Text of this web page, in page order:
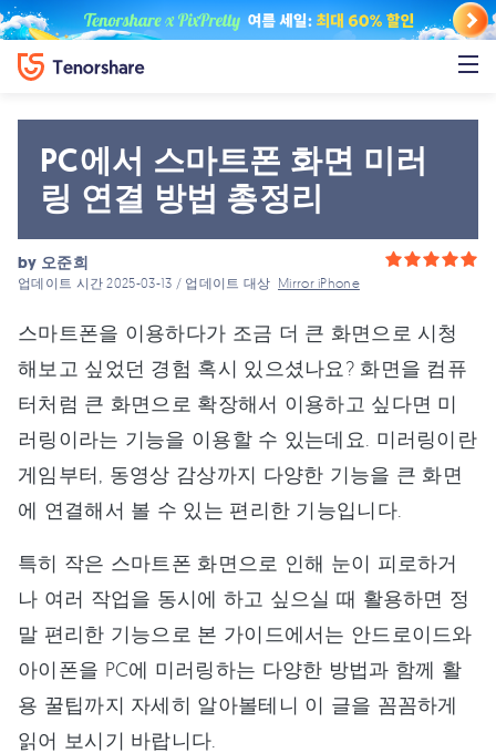
PC에서 스마트폰 화면 미러
링 연결 방법 총정리
by 오준희
업데이트 시간 2025-03-13 / 업데이트 대상 Mirror iPhone
스마트폰을 이용하다가 조금 더 큰 화면으로 시청
해보고 싶었던 경험 혹시 있으셨나요? 화면을 컴퓨
터처럼 큰 화면으로 확장해서 이용하고 싶다면 미
러링이라는 기능을 이용할 수 있는데요. 미러링이란
게임부터, 동영상 감상까지 다양한 기능을 큰 화면
에 연결해서 볼 수 있는 편리한 기능입니다.
특히 작은 스마트폰 화면으로 인해 눈이 피로하거
나 여러 작업을 동시에 하고 싶으실 때 활용하면 정
말 편리한 기능으로 본 가이드에서는 안드로이드와
아이폰을 PC에 미러링하는 다양한 방법과 함께 활
용 꿀팁까지 자세히 알아볼테니 이 글을 꼼꼼하게
읽어 보시기 바랍니다.